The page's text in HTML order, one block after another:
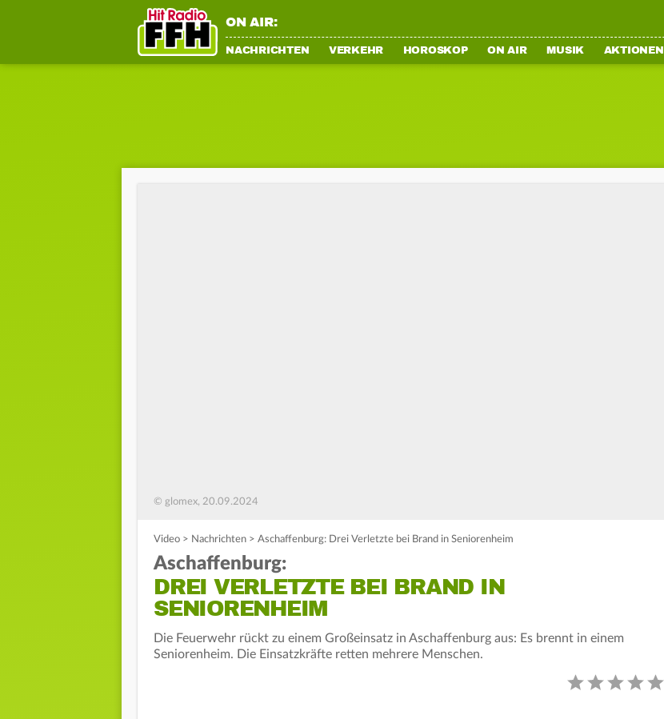
ON AIR:
NACHRICHTEN VERKEHR HOROSKOP ON AIR MUSIK AKTIONEN
© glomex, 20.09.2024
Video > Nachrichten > Aschaffenburg: Drei Verletzte bei Brand in Seniorenheim
Aschaffenburg:
DREI VERLETZTE BEI BRAND IN
SENIORENHEIM
Die Feuerwehr rückt zu einem Großeinsatz in Aschaffenburg aus: Es brennt in einem
Seniorenheim. Die Einsatzkräfte retten mehrere Menschen.